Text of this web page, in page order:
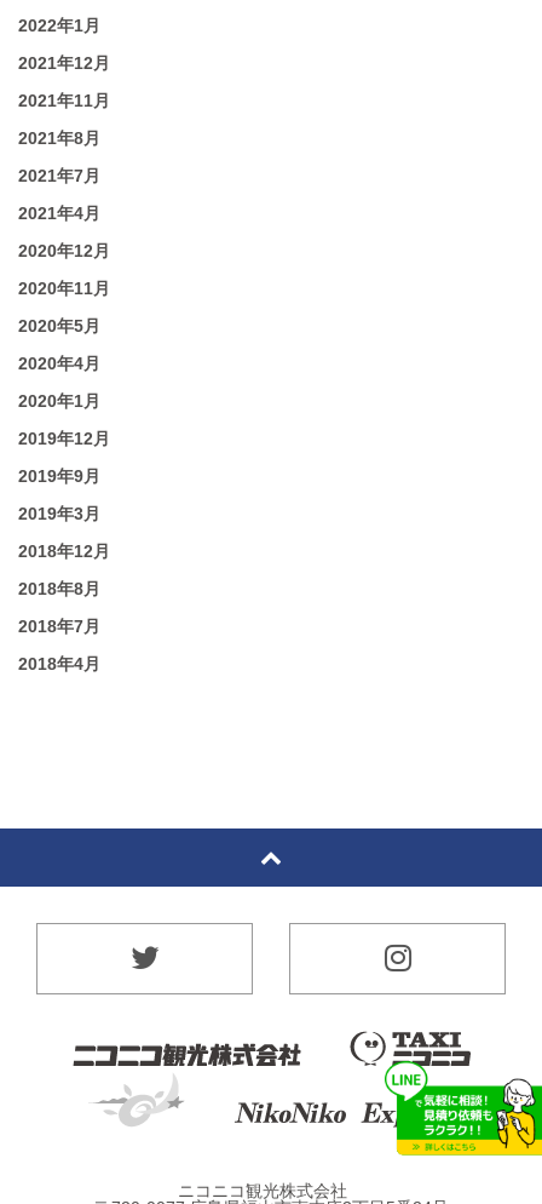
2022年1月
2021年12月
2021年11月
2021年8月
2021年7月
2021年4月
2020年12月
2020年11月
2020年5月
2020年4月
2020年1月
2019年12月
2019年9月
2019年3月
2018年12月
2018年8月
2018年7月
2018年4月
ニコニコ観光株式会社